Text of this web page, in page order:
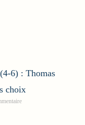
6) : Thomas
choix